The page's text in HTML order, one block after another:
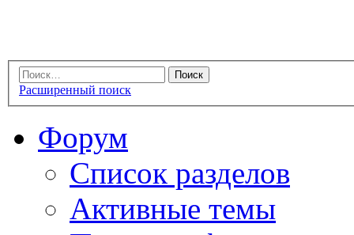
Расширенный поиск
Форум
Список разделов
Активные темы